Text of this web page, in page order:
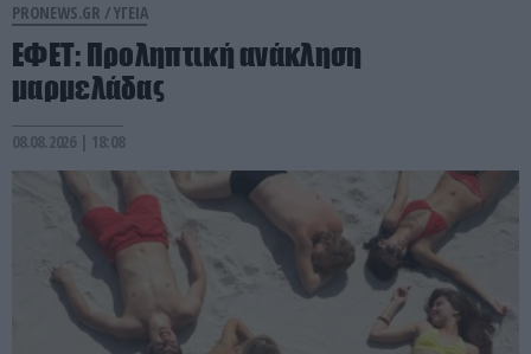
PRONEWS.GR /ΥΓΕΙΑ
ΕΦΕΤ: Προληπτική ανάκληση
μαρμελάδας
08.08.2026 | 18:08